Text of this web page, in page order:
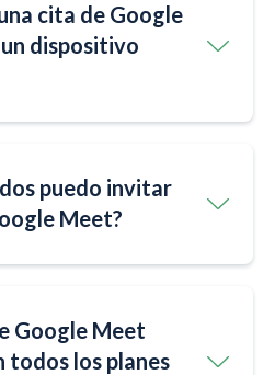
cita de Google
dispositivo
puedo invitar
Meet?
Google Meet
todos los planes